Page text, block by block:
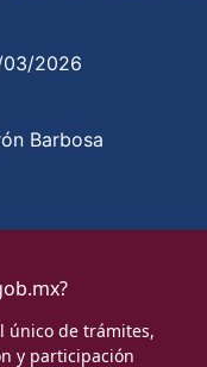
03/2026
Barbosa
único de trámites,
y participación